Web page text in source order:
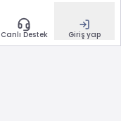
Canlı Destek Giriş yap